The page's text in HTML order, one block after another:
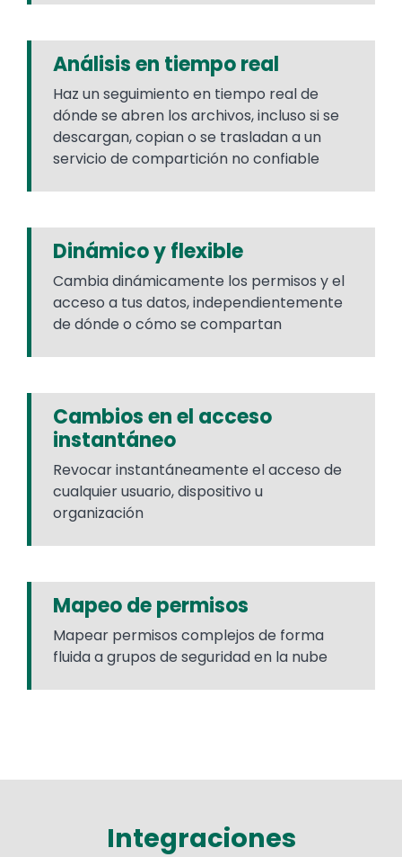
Análisis en tiempo real
Haz un seguimiento en tiempo real de
dónde se abren los archivos, incluso si se
descargan, copian o se trasladan a un
servicio de compartición no confiable​
Dinámico y flexible
Cambia dinámicamente los permisos y el
acceso a tus datos, independientemente
de dónde o cómo se compartan​
Cambios en el acceso
instantáneo
Revocar instantáneamente el acceso de
cualquier usuario, dispositivo u
organización​​
Mapeo de permisos
Mapear permisos complejos de forma
fluida a grupos de seguridad en la nube
Integraciones